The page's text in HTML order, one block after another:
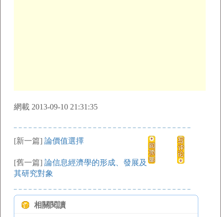
網載 2013-09-10 21:31:35
[新一篇] 論價值選擇
[舊一篇] 論信息經濟學的形成、發展及
其研究對象
相關閱讀